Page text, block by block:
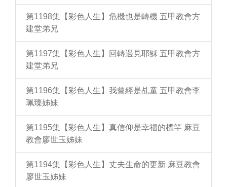
第1198集【彩色人生】危機也是轉機 五甲教會方
建堂弟兄
第1197集【彩色人生】回轉遇見耶穌 五甲教會方
建堂弟兄
第1196集【彩色人生】我曾經是乩童 五甲教會李
珮臻姊妹
第1195集【彩色人生】真信仰是幸福的標竿 麻豆
教會廖世玉姊妹
第1194集【彩色人生】丈夫生命的更新 麻豆教會
廖世玉姊妹